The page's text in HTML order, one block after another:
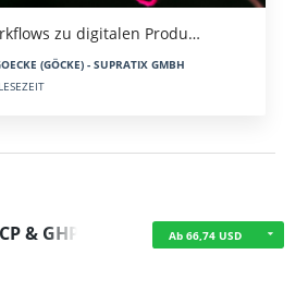
zu digitalen Produ…
(GÖCKE) - SUPRATIX GMBH
& GHP Ab 66,74 USD